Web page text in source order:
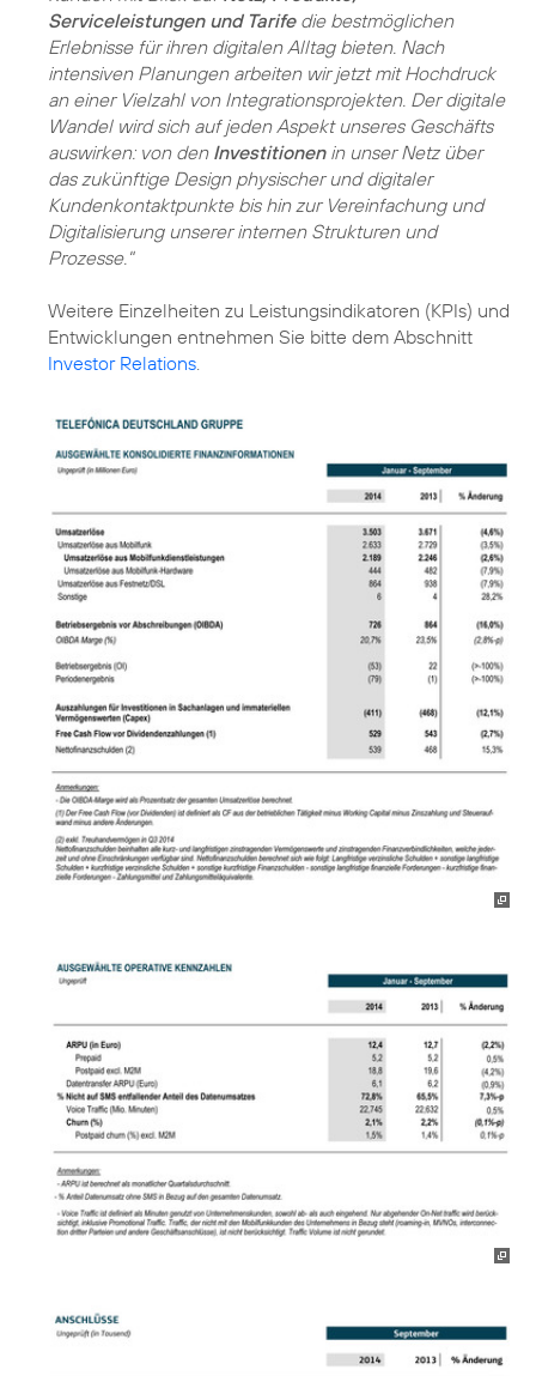
Serviceleistungen und Tarifedie bestmöglichen
Erlebnisse für ihren digitalen Alltag bieten. Nach
intensiven Planungen arbeiten wir jetzt mit Hochdruck
an einer Vielzahl von Integrationsprojekten. Der digitale
Wandel wird sich auf jeden Aspekt unseres Geschäfts
auswirken: von den Investitionenin unser Netz über
das zukünftige Design physischer und digitaler
Kundenkontaktpunkte bis hin zur Vereinfachung und
Digitalisierung unserer internen Strukturen und
Prozesse."
Weitere Einzelheiten zu Leistungsindikatoren (KPIs) und
Entwicklungen entnehmen Sie bitte dem Abschnitt
Investor Relations